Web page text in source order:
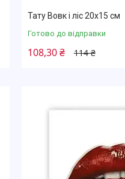
Тату Вовк і ліс 20х15 см
Готово до відправки
114 ₴
108,30 ₴